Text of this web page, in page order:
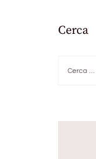
Cerca
per: